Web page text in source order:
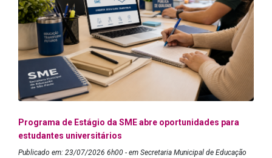
Programa de Estágio da SME abre oportunidades para
estudantes universitários
Publicado em: 23/07/2026 6h00 - em Secretaria Municipal de Educação